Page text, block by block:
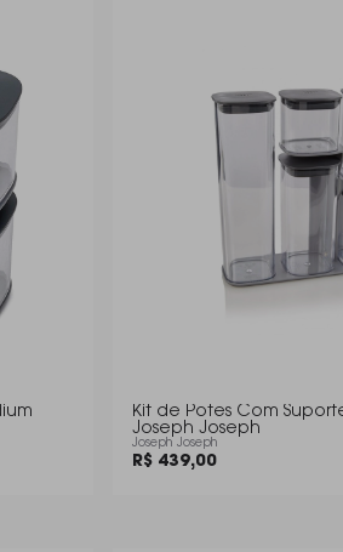
Kit de Potes Com
Joseph Joseph
Joseph Joseph
R$ 439,00